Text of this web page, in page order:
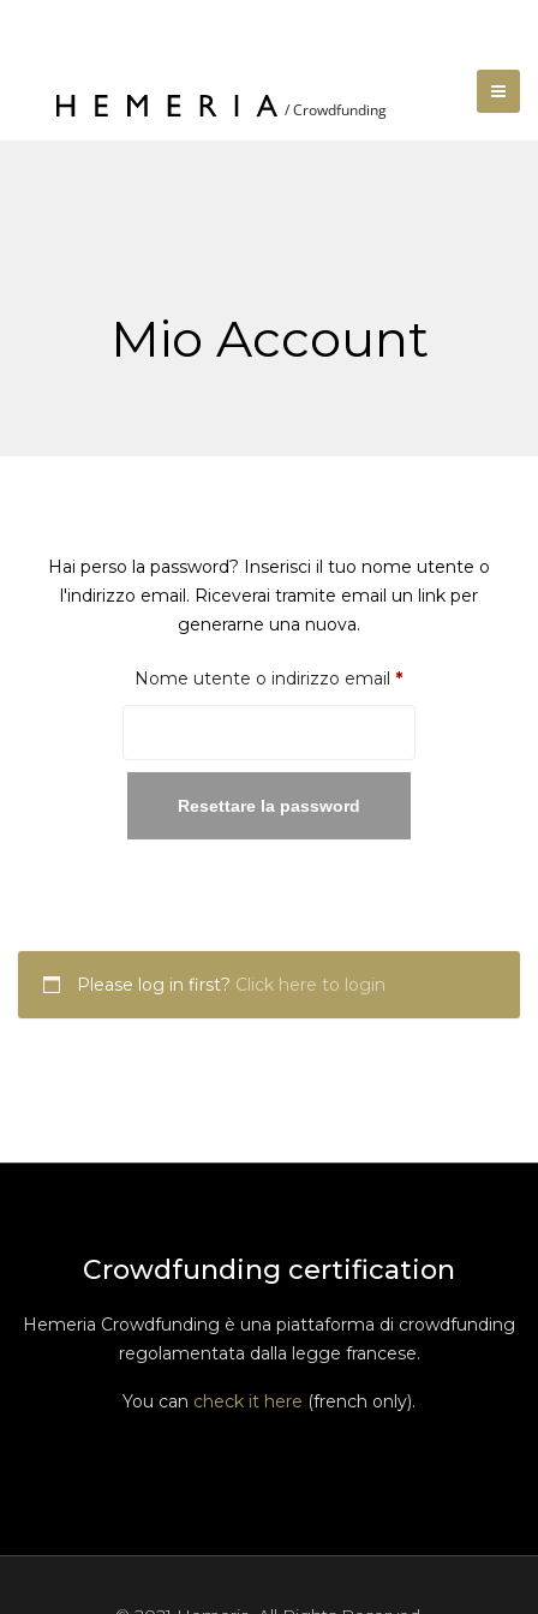
Mio Account
Hai perso la password? Inserisci il tuo nome utente o
l'indirizzo email. Riceverai tramite email un link per
generarne una nuova.
Nome utente o indirizzo email *Richiesto
Resettare la password
Please log in first? Click here to login
Crowdfunding certification
Hemeria Crowdfunding è una piattaforma di crowdfunding
regolamentata dalla legge francese.
You can check it here (french only).